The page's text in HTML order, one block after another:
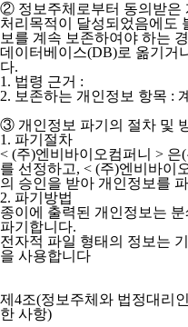
② 정보주체로부터 동의받은
처리목적이 달성되었음에도
보를 계속 보존하여야 하는
데이터베이스(DB)로 옮기거
다.
1. 법령 근거 :
2. 보존하는 개인정보 항목 :
③ 개인정보 파기의 절차 및
1. 파기절차
< (주)엔비바이오컴퍼니 > 은
를 선정하고, < (주)엔비바이
의 승인을 받아 개인정보를
2. 파기방법
종이에 출력된 개인정보는
파기합니다.
전자적 파일 형태의 정보는
을 사용합니다
제4조(정보주체와 법정대리
한 사항)